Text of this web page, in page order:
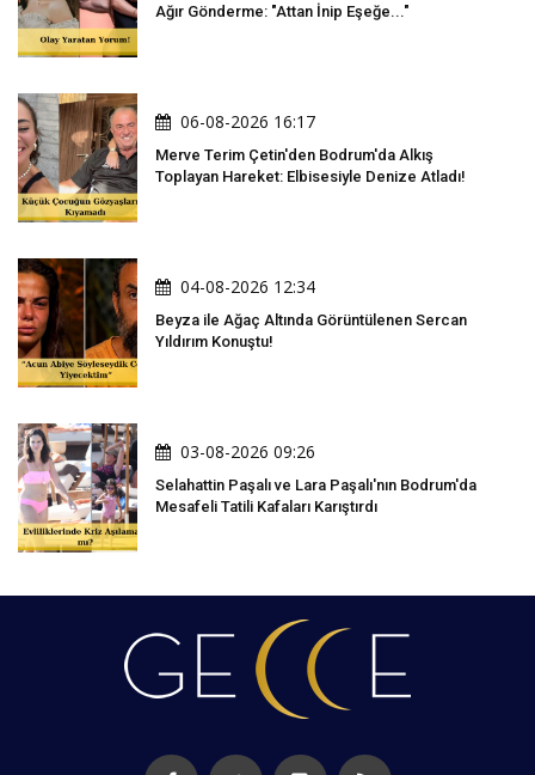
Ağır Gönderme: "Attan İnip Eşeğe..."
06-08-2026 16:17
Merve Terim Çetin'den Bodrum'da Alkış
Toplayan Hareket: Elbisesiyle Denize Atladı!
04-08-2026 12:34
Beyza ile Ağaç Altında Görüntülenen Sercan
Yıldırım Konuştu!
03-08-2026 09:26
Selahattin Paşalı ve Lara Paşalı'nın Bodrum'da
Mesafeli Tatili Kafaları Karıştırdı